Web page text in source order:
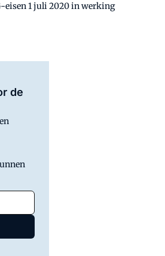
eisen 1 juli 2020 in werking
de